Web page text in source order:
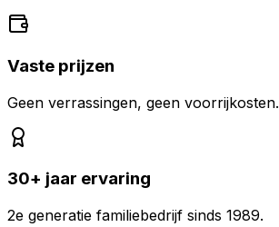
Vaste prijzen
Geen verrassingen, geen voorrijkosten.
30+ jaar ervaring
2e generatie familiebedrijf sinds 1989.